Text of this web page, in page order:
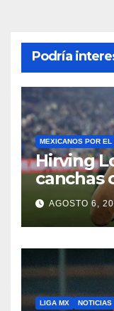
Podría
MEXICANOS POR EL
Hirving
canchas
AGOSTO 6,
LIGA MX NOTICIAS